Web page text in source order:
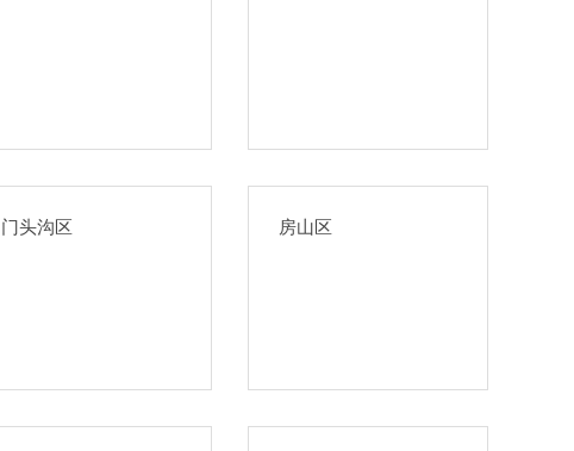
门头沟区 房山区